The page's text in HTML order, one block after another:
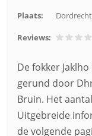
Plaats:
Reviews:
De fokker
gerund door
Bruin. Het
Uitgebreide
de volgende